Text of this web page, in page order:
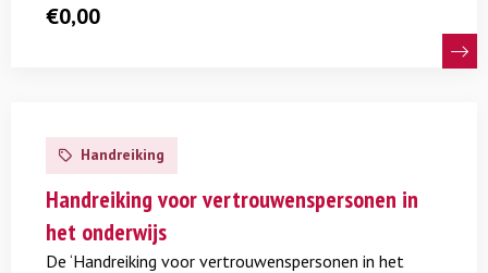
€0,00
meer
Handreiking
vertrouwenspersonen
Handreiking
Handreiking voor vertrouwenspersonen in
het onderwijs
De ‘Handreiking voor vertrouwenspersonen in het